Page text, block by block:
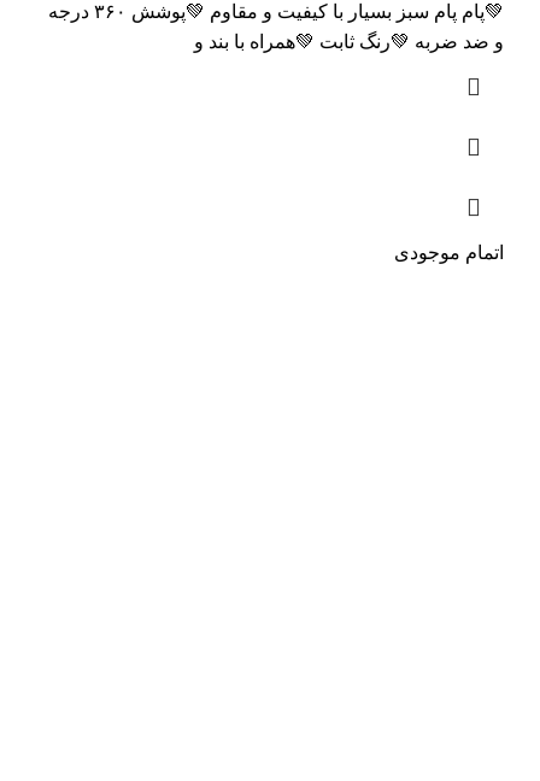
💚پام پام سبز بسیار با کیفیت و مقاوم 💚پوشش ۳۶۰ درجه
و ضد ضربه 💚رنگ ثابت 💚همراه با بند و
اتمام موجودی